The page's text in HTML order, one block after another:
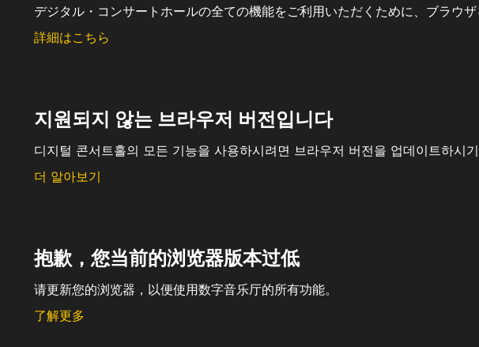
デジタル・コンサートホールの全ての機能をご利用いただくために、ブラウザ
詳細はこちら
지원되지 않는 브라우저 버전입니다
디지털 콘서트홀의 모든 기능을 사용하시려면 브라우저 버전을 업데이트하시
더 알아보기
抱歉，您当前的浏览器版本过低
请更新您的浏览器，以便使用数字音乐厅的所有功能。
了解更多